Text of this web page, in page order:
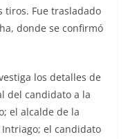
tiros. Fue trasladado
donde se confirmó
los detalles de
del candidato a la
el alcalde de la
el candidato